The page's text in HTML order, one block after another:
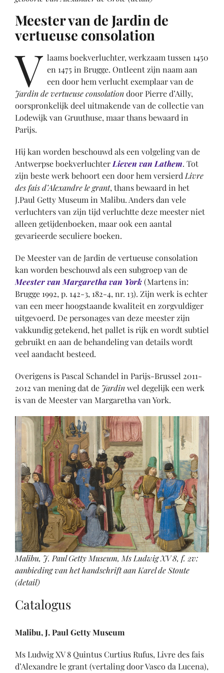
Meester van de Jardin de
vertueuse consolation
V laams boekverluchter, werkzaam tussen 1450
en 1475 in Brugge. Ontleent zijn naam aan
een door hem verlucht exemplaar van de
Jardin de vertueuse consolationdoor Pierre d’Ailly,
oorspronkelijk deel uitmakende van de collectie van
Lodewijk van Gruuthuse, maar thans bewaard in
Parijs.
Hij kan worden beschouwd als een volgeling van de
Antwerpse boekverluchterLieven van Lathem. Tot
zijn beste werk behoort een door hem versierdLivre
des fais d’Alexandre le grant, thans bewaard in het
J.Paul Getty Museum in Malibu. Anders dan vele
verluchters van zijn tijd verluchtte deze meester niet
alleen getijdenboeken, maar ook een aantal
gevarieerde seculiere boeken.
De Meester van de Jardin de vertueuse consolation
kan worden beschouwd als een subgroep van de
Meester van Margaretha van York(Martens in:
Brugge 1992, p. 142-3, 182-4, nr. 13). Zijn werk is echter
van een meer hoogstaande kwaliteit en zorgvuldiger
uitgevoerd. De personages van deze meester zijn
vakkundig getekend, het pallet is rijk en wordt subtiel
gebruikt en aan de behandeling van details wordt
veel aandacht besteed.
Overigens is Pascal Schandel in Parijs-Brussel 2011-
2012 van mening dat de Jardinwel degelijk een werk
is van de Meester van Margaretha van York.
Malibu, J. Paul Getty Museum, Ms Ludwig XV 8, f. 2v:
aanbieding van het handschrift aan Karel de Stoute
(detail)
Catalogus
Malibu, J. Paul Getty Museum
Ms Ludwig XV 8 Quintus Curtius Rufus, Livre des fais
d’Alexandre le grant (vertaling door Vasco da Lucena),